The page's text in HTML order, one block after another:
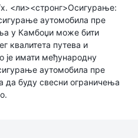
<ли><стронг>Осигурање:
аутомобила пре
у Камбоџи може бити
квалитета путева и
је имати међународну
аутомобила пре
да буду свесни ограничења